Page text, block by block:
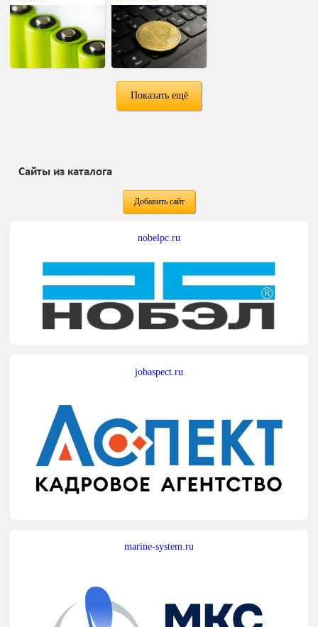
Показать ещё
Сайты из каталога
Добавить сайт
nobelpc.ru
jobaspect.ru
marine-system.ru